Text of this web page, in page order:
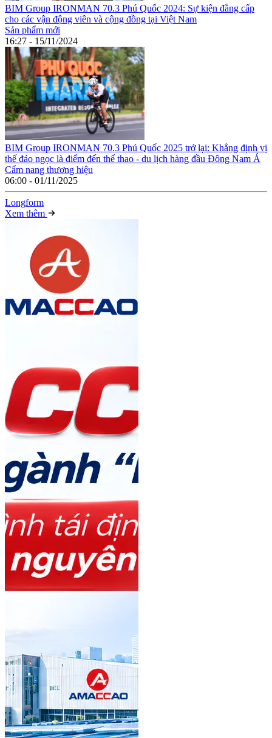
BIM Group IRONMAN 70.3 Phú Quốc 2024: Sự kiện đẳng cấp
cho các vận động viên và cộng đồng tại Việt Nam
Sản phẩm mới
16:27 - 15/11/2024
BIM Group IRONMAN 70.3 Phú Quốc 2025 trở lại: Khẳng định vị
thế đảo ngọc là điểm đến thể thao - du lịch hàng đầu Đông Nam Á
Cẩm nang thương hiệu
06:00 - 01/11/2025
Longform
Xem thêm